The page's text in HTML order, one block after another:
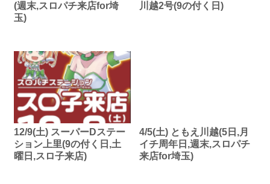
(週末,スロパチ来店for埼
玉)
川越2号(9の付く日)
12/9(土) スーパーDステー
ション上里(9の付く日,土
曜日,スロ子来店)
4/5(土) ともえ川越(5日,月
イチ周年日,週末,スロパチ
来店for埼玉)